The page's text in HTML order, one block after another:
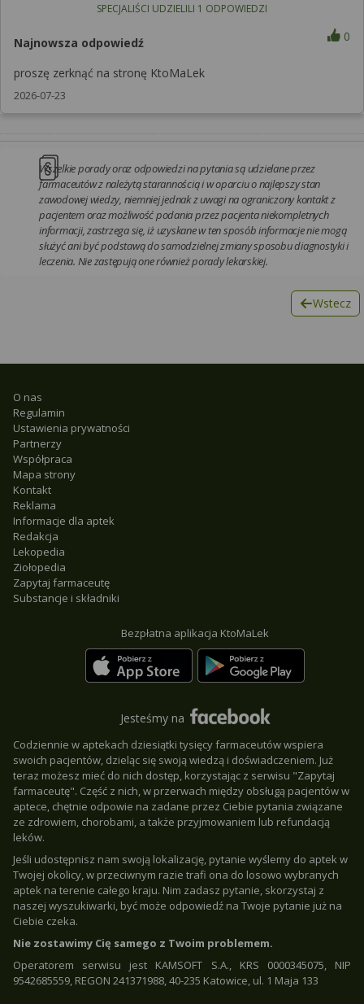
SPECJALIŚCI UDZIELILI 1 ODPOWIEDZI
Najnowsza odpowiedź 0
proszę zerknąć na stronę KtoMaLek
2026-07-23
Wszelkie porady oraz odpowiedzi na pytania są udzielane przez
farmaceutów z należytą starannością i w oparciu o najlepszy stan
zawodowej wiedzy, niemniej jednak z uwagi na ograniczony kontakt z
pacjentem oraz możliwość podania przez pacjenta niekompletnych
informacji, zastrzega się, iż uzyskane w ten sposób informacje nie mogą
służyć ani być podstawą do samodzielnej zmiany sposobu diagnostyki i
leczenia. Nie zastępują one również porady lekarskiej.
Wstecz
O nas
Regulamin
Ustawienia prywatności
Partnerzy
Współpraca
Mapa strony
Kontakt
Reklama
Informacje dla aptek
Redakcja
Lekopedia
Ziołopedia
Zapytaj farmaceutę
Substancje i składniki
Bezpłatna aplikacja KtoMaLek
Jesteśmy na
Codziennie w aptekach dziesiątki tysięcy farmaceutów wspiera
swoich pacjentów, dzieląc się swoją wiedzą i doświadczeniem. Już
teraz możesz mieć do nich dostęp, korzystając z serwisu "Zapytaj
farmaceutę". Część z nich, w przerwach między obsługą pacjentów w
aptece, chętnie odpowie na zadane przez Ciebie pytania związane
ze zdrowiem, chorobami, a także przyjmowaniem lub refundacją
leków.
Jeśli udostępnisz nam swoją lokalizację, pytanie wyślemy do aptek w
Twojej okolicy, w przeciwnym razie trafi ona do losowo wybranych
aptek na terenie całego kraju. Nim zadasz pytanie, skorzystaj z
naszej wyszukiwarki, być może odpowiedź na Twoje pytanie już na
Ciebie czeka.
Nie zostawimy Cię samego z Twoim problemem.
Operatorem serwisu jest KAMSOFT S.A., KRS 0000345075, NIP
9542685559, REGON 241371988, 40-235 Katowice, ul. 1 Maja 133